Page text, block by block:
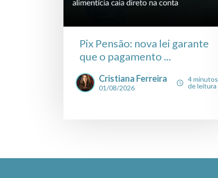
Pix Pensão: nova lei garante
que o pagamento ...
Cristiana Ferreira
01/08/2026
4 minutos
de leitura